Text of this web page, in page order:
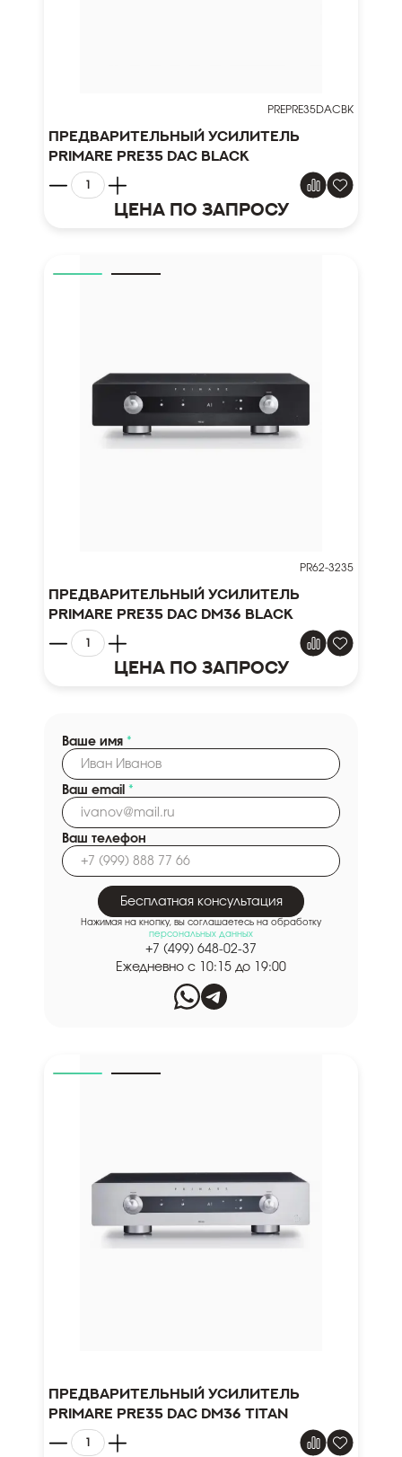
PREPRE35DACBK
Предварительный усилитель
Primare Pre35 DAC Black
Цена по запросу
PR62-3235
Предварительный усилитель
Primare PRE35 DAC DM36 Black
Цена по запросу
Предварительный усилитель
Primare PRE35 DAC DM36 Titan
Ваше имя *
Ваш email *
Ваш телефон
Бесплатная консультация
Нажимая на кнопку, вы соглашаетесь на обработку
персональных данных
+7 (499) 648-02-37
Ежедневно с 10:15 до 19:00